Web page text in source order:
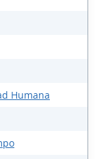
Humana